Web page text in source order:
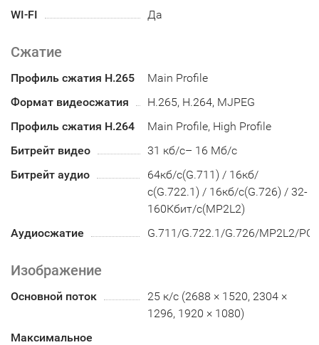
WI-FI Да
Сжатие
Профиль сжатия H.265
Main Profile
Формат видеосжатия
H.265, H.264, MJPEG
Профиль сжатия H.264
Main Profile, High Profile
Битрейт видео
31 кб/с– 16 Мб/с
Битрейт аудио
64кб/с(G.711) / 16кб/
с(G.722.1) / 16кб/с(G.726) / 32-
160Кбит/с(MP2L2)
Аудиосжатие
G.711/G.722.1/G.726/MP2L2/
Изображение
Основной поток
25 к/с (2688 × 1520, 2304 ×
1296, 1920 × 1080)
Максимальное